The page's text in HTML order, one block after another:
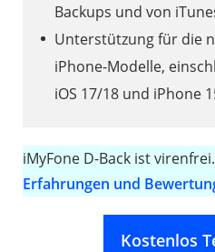
Backups und von
Unterstützung für die
iPhone-Modelle,
iOS 17/18 und iPhone
iMyFone D-Back ist
Erfahrungen und
Kostenlos